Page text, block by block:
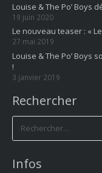
Louise & The Po’ Boys
19 juin 2020
Le nouveau teaser : «
27 mai 2019
Louise & The Po’ Boys
!
3 janvier 2019
Rechercher
Infos